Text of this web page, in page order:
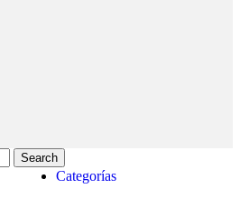
Search
Categorías